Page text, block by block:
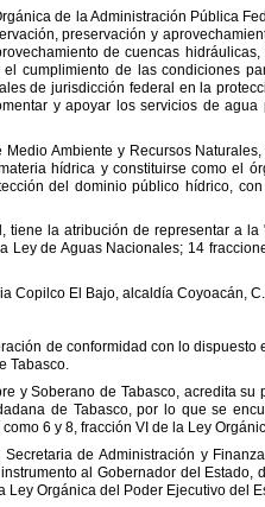
de la Administración Pública
preservación y
de cuencas hidráulicas,
el cumplimiento de las condiciones
de jurisdicción federal en la
y apoyar los servicios de agua
Ambiente y Recursos
hídrica y constituirse como el
del dominio público hídrico,
tiene la atribución de representar a la
Ley de Aguas Nacionales; 14
Copilco El Bajo, alcaldía Coyoacán,
de conformidad con lo dispuesto
Tabasco.
y Soberano de Tabasco, acredita su
de Tabasco, por lo que se
6 y 8, fracción VI de la Ley
de Administración y
instrumento al Gobernador del Estado,
Ley Orgánica del Poder Ejecutivo del